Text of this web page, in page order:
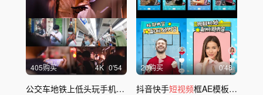
405购买 4K 0'54
公交车地铁上低头玩手机的人们4k 视频素材
20购买 0'48
抖音快手短视频框AE模板17